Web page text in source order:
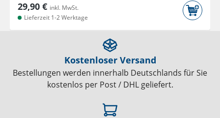
29,90 € inkl. MwSt.
Lieferzeit 1-2 Werktage
Kostenloser Versand
Bestellungen werden innerhalb Deutschlands für Sie
kostenlos per Post / DHL geliefert.